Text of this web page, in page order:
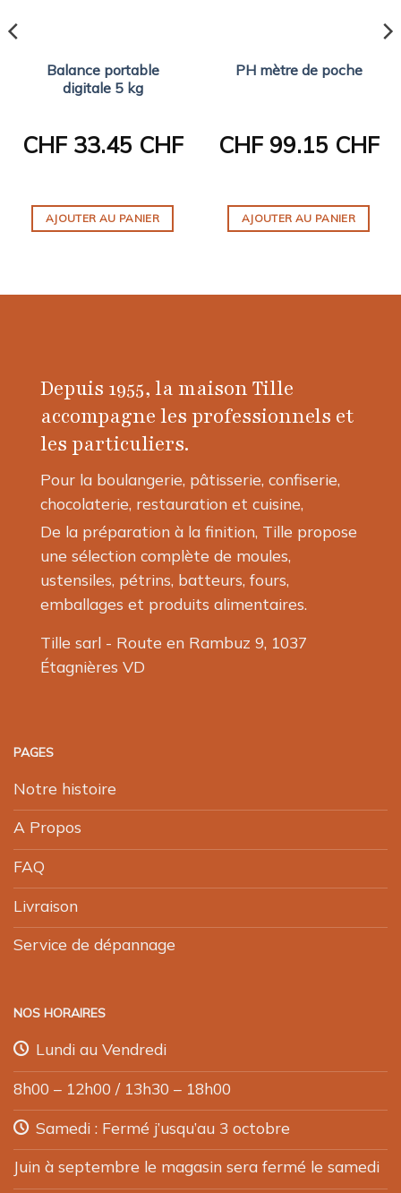
Balance portable
digitale 5 kg
CHF33.45 CHF
AJOUTER AU PANIER
PH mètre de poche
CHF99.15 CHF
AJOUTER AU PANIER
Depuis 1955, la maison Tille
accompagne les professionnels et
les particuliers.
Pour la boulangerie, pâtisserie, confiserie,
chocolaterie, restauration et cuisine,
De la préparation à la finition, Tille propose
une sélection complète de moules,
ustensiles, pétrins, batteurs, fours,
emballages et produits alimentaires.
Tille sarl - Route en Rambuz 9, 1037
Étagnières VD
PAGES
Notre histoire
A Propos
FAQ
Livraison
Service de dépannage
NOS HORAIRES
Lundi au Vendredi
8h00 – 12h00 / 13h30 – 18h00
Samedi : Fermé j’usqu’au 3 octobre
Juin à septembre le magasin sera fermé le samedi